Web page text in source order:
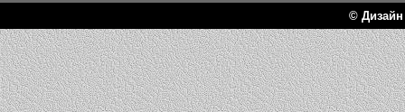
©